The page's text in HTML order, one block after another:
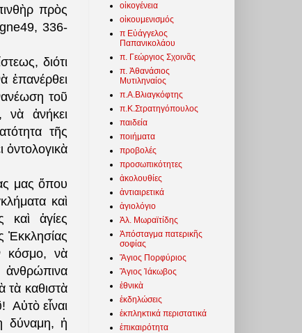
πρὸς
336-
διότι
ἐπανέρθει
τοῦ
νὰ ἀνήκει
τῆς
ὀντολογικὰ
μας ὅπου
καὶ
καὶ ἁγίες
Ἐκκλησίας
κόσμο, νὰ
τὰ καθιστὰ
Αὐτὸ εἶναι
δύναμη, ἡ
οἰκογένεια
οἰκουμενισμός
π Εὐάγγελος
Παπανικολάου
π. Γεώργιος Σχοινᾶς
π. Ἀθανάσιος
Μυτιληναίος
π.Α.Βλιαγκόφτης
π.Κ.Στρατηγόπουλος
παιδεία
ποιήματα
προβολές
προσωπικότητες
ἀκολουθίες
ἀντιαιρετικά
ἁγιολόγιο
Ἀλ. Μωραϊτίδης
Ἀπόσταγμα πατερικῆς
σοφίας
Ἅγιος Πορφύριος
Ἅγιος Ἰάκωβος
ἐθνικὰ
ἐκδηλώσεις
ἐκπληκτικά περιστατικά
ἐπικαιρότητα